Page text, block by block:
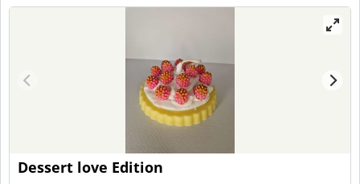
Dessert love Edition